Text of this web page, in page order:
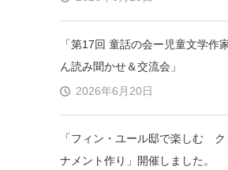
「第17回 童話の会ー児童文学作
ん読み聞かせ＆交流会」
2026年6月20日
「フィン・ユール邸で楽しむ ク
ナメント作り」開催しました。